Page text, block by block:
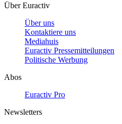
Über Euractiv
Über uns
Kontaktiere uns
Mediahuis
Euractiv Pressemitteilungen
Politische Werbung
Abos
Euractiv Pro
Newsletters